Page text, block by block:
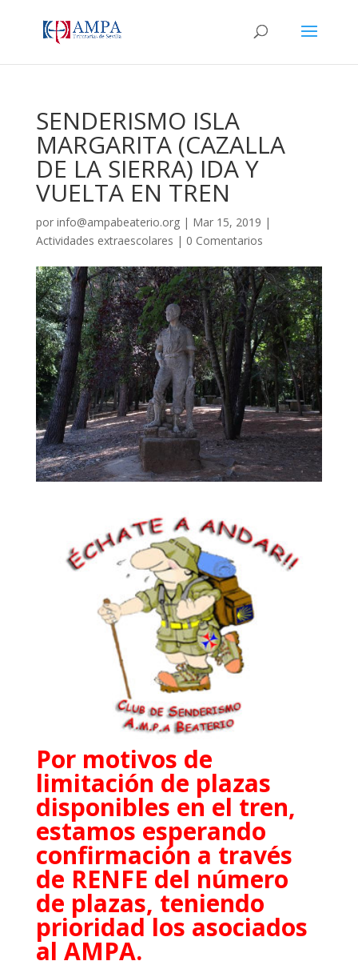
SENDERISMO ISLA
MARGARITA (CAZALLA
DE LA SIERRA) IDA Y
VUELTA EN TREN
por info@ampabeaterio.org| Mar 15, 2019 |
Actividades extraescolares | 0 Comentarios
Por motivos de
limitación de plazas
disponibles en el tren,
estamos esperando
confirmación a través
de RENFE del número
de plazas, teniendo
prioridad los asociados
al AMPA.